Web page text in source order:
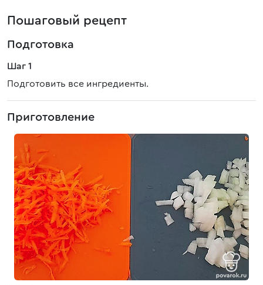
Пошаговый рецепт
Подготовка
Шаг 1
Подготовить все ингредиенты.
Приготовление